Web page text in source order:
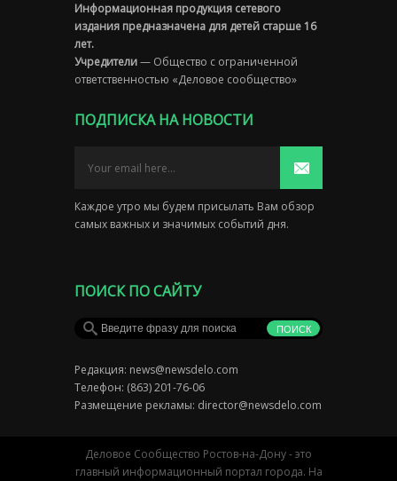
Информационная продукция сетевого
издания предназначена для детей старше 16
лет.
Учредители— Общество с ограниченной
ответственностью «Деловое сообщество»
ПОДПИСКА НА НОВОСТИ
Каждое утро мы будем присылать Вам обзор
самых важных и значимых событий дня.
ПОИСК ПО САЙТУ
Редакция: news@newsdelo.com
Телефон: (863) 201-76-06
Размещение рекламы: director@newsdelo.com
Деловое Сообщество Ростов-на-Дону - это
главный информационный портал города. На